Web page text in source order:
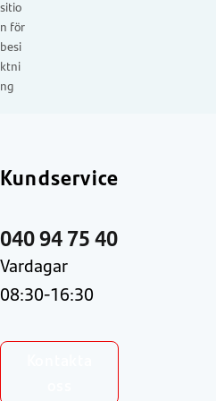
sitio
n för
besi
ktni
ng
Kundservice
040 94 75 40
Vardagar
08:30-16:30